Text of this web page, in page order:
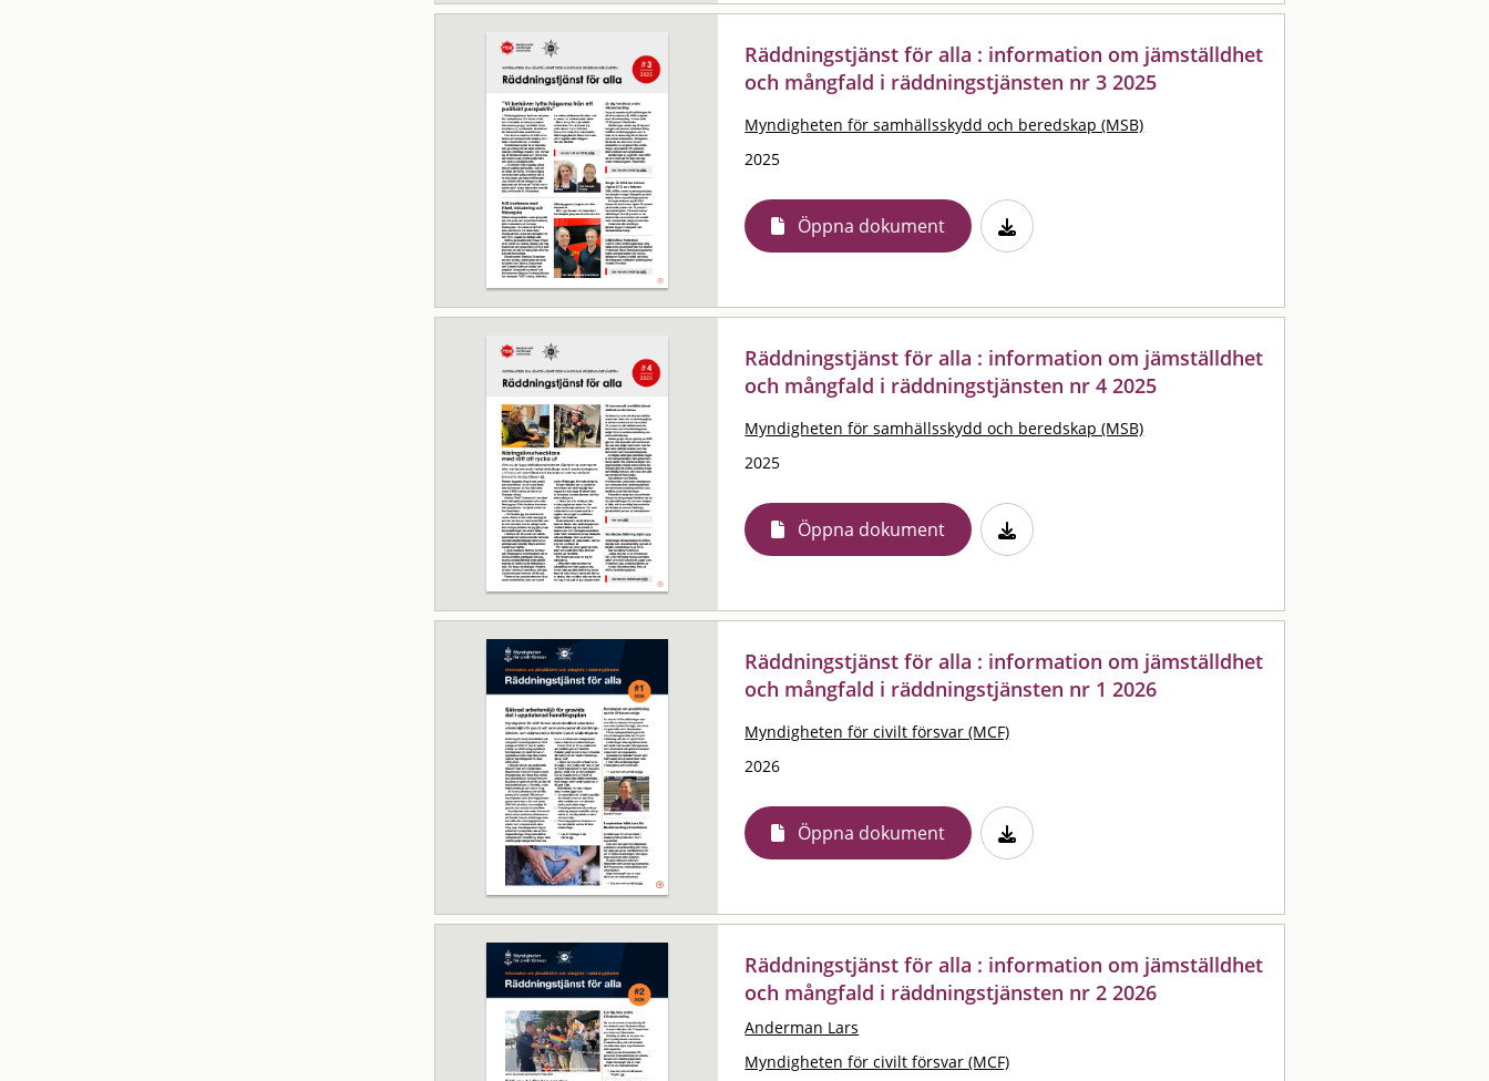
Räddningstjänst för alla : information om jämställdhet
och mångfald i räddningstjänsten nr 3 2025
Myndigheten för samhällsskydd och beredskap (MSB)
2025
Öppna dokument
Räddningstjänst för alla : information om jämställdhet
och mångfald i räddningstjänsten nr 4 2025
Myndigheten för samhällsskydd och beredskap (MSB)
2025
Öppna dokument
Räddningstjänst för alla : information om jämställdhet
och mångfald i räddningstjänsten nr 1 2026
Myndigheten för civilt försvar (MCF)
2026
Öppna dokument
Räddningstjänst för alla : information om jämställdhet
och mångfald i räddningstjänsten nr 2 2026
Anderman Lars
Myndigheten för civilt försvar (MCF)